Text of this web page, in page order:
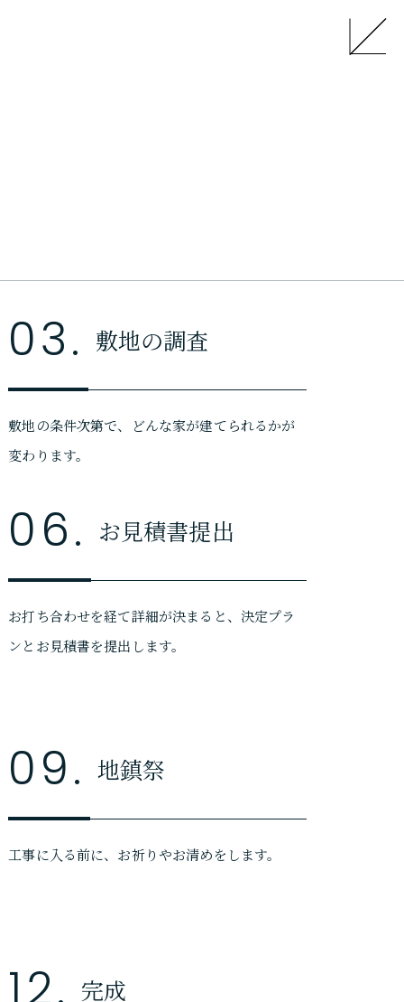
03. 敷地の調査
敷地の条件次第で、どんな家が建てられるかが
変わります。
06. お見積書提出
お打ち合わせを経て詳細が決まると、決定プラ
ンとお見積書を提出します。
09. 地鎮祭
工事に入る前に、お祈りやお清めをします。
完成